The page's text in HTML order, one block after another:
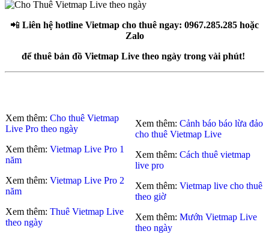
📲 Liên hệ hotline Vietmap cho thuê ngay: 0967.285.285 hoặc
Zalo
để thuê bản đồ Vietmap Live theo ngày trong vài phút!
Xem thêm: Cho thuê Vietmap
Live Pro theo ngày
Xem thêm: Vietmap Live Pro 1
năm
Xem thêm: Vietmap Live Pro 2
năm
Xem thêm: Thuê Vietmap Live
theo ngày
Xem thêm: Cảnh báo báo lừa đảo
cho thuê Vietmap Live
Xem thêm: Cách thuê vietmap
live pro
Xem thêm: Vietmap live cho thuê
theo giờ
Xem thêm: Mướn Vietmap Live
theo ngày